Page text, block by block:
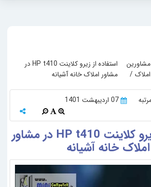
مشاورین
املاک
استفاده از زیرو کلاینت HP t410 در
مشاور املاک خانه آشیانه
07 اردیبهشت 1401
استفاده از زیرو کلاینت HP t410 در مشاور
املاک خانه آشیانه